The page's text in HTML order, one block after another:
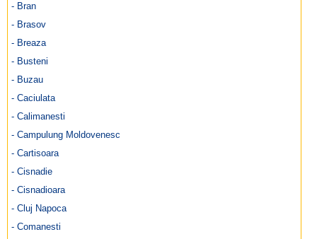
- Bran
- Brasov
- Breaza
- Busteni
- Buzau
- Caciulata
- Calimanesti
- Campulung Moldovenesc
- Cartisoara
- Cisnadie
- Cisnadioara
- Cluj Napoca
- Comanesti